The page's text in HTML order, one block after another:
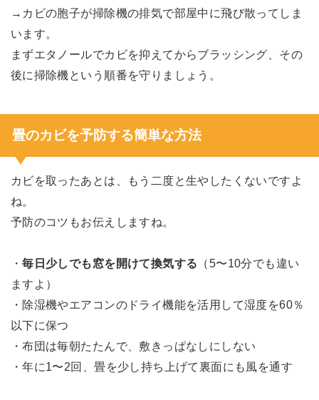
→カビの胞子が掃除機の排気で部屋中に飛び散ってしま
います。
まずエタノールでカビを抑えてからブラッシング、その
後に掃除機という順番を守りましょう。
畳のカビを予防する簡単な方法
カビを取ったあとは、もう二度と生やしたくないですよ
ね。
予防のコツもお伝えしますね。
・毎日少しでも窓を開けて換気する （5〜10分でも違い
ますよ）
・除湿機やエアコンのドライ機能を活用して湿度を60％
以下に保つ
・布団は毎朝たたんで、敷きっぱなしにしない
・年に1〜2回、畳を少し持ち上げて裏面にも風を通す